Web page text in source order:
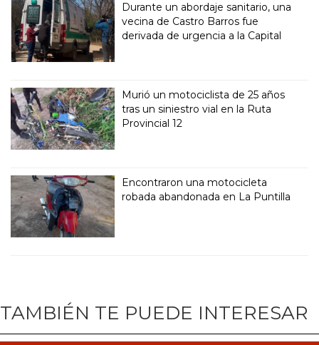
Durante un abordaje sanitario, una
vecina de Castro Barros fue
derivada de urgencia a la Capital
Murió un motociclista de 25 años
tras un siniestro vial en la Ruta
Provincial 12
Encontraron una motocicleta
robada abandonada en La Puntilla
TAMBIÉN TE PUEDE INTERESAR